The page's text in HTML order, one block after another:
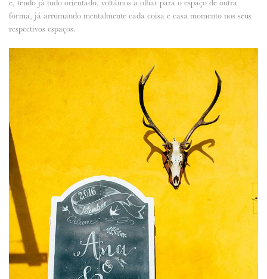
e, tendo já tudo orientado, voltámos a olhar para o espaço de outra
forma, já arrumando mentalmente cada coisa e casa momento nos seus
respectivos espaços.